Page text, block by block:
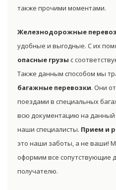
также прочими моментами.
Железнодорожные
удобные и выгодные. С их
опасные грузы с
Также данным способом мы
багажные перевозки. Они
поездами в специальных
всю документацию на
наши специалисты. Прием и
это наши заботы, а не ваши!
оформим все сопутствующие
получателю.